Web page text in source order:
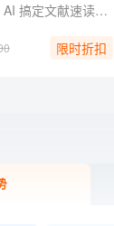
• 全场景跑通：善用 AI 搞定文献速读、课堂汇报、社团策划与作品集！ • 零经验门槛：零基础掌握主流 AI 工具玩法，轻松制作惊艳 AI 作品。 • 作品集打造：将作品与项目经历升级为作品集，直接用于简历与面试！ • 创作超能力：不被专业束缚， 掌握先进 AI 工作流，成为独立内容创作者！ • 独家福利：附赠提示词指令包、PPT 排版框架、案例模板与面试自述话术。
限时折扣